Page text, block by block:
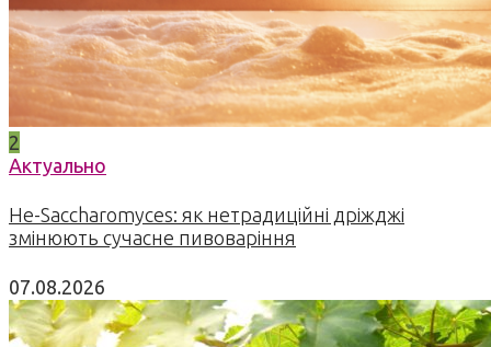
2
Актуально
Не-Saccharomyces: як нетрадиційні дріжджі
змінюють сучасне пивоваріння
07.08.2026